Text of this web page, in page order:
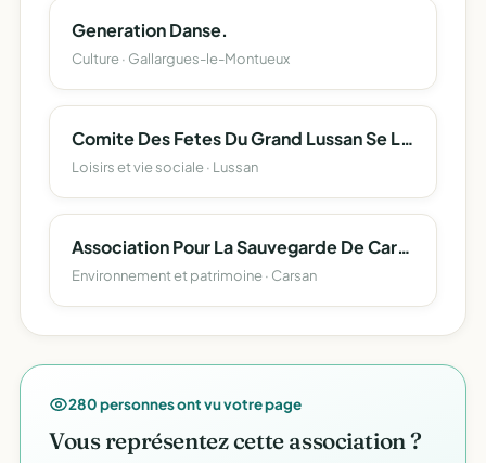
Generation Danse.
Culture · Gallargues-le-Montueux
Comite Des Fetes Du Grand Lussan Se Livre
Loisirs et vie sociale · Lussan
Association Pour La Sauvegarde De Carsan
Environnement et patrimoine · Carsan
280 personnes ont vu votre page
Vous représentez cette association ?